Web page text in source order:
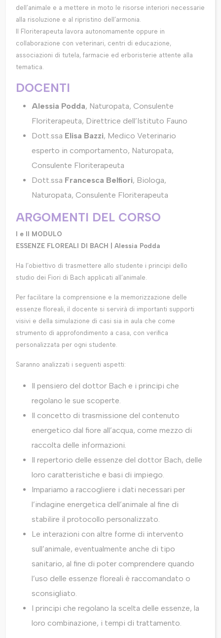
dell’animale e a mettere in moto le risorse interiori necessarie
alla risoluzione e al ripristino dell’armonia.
Il Floriterapeuta lavora autonomamente oppure in
collaborazione con veterinari, centri di educazione,
associazioni di tutela, farmacie ed erboristerie attente alla
tematica.
DOCENTI
Alessia Podda, Naturopata, Consulente
Floriterapeuta, Direttrice dell’Istituto Fauno
Dott.ssa Elisa Bazzi, Medico Veterinario
esperto in comportamento, Naturopata,
Consulente Floriterapeuta
Dott.ssa Francesca Belfiori, Biologa,
Naturopata, Consulente Floriterapeuta
ARGOMENTI DEL CORSO
I e II MODULO
ESSENZE FLOREALI DI BACH | Alessia Podda
Ha l’obiettivo di trasmettere allo studente i principi dello
studio dei Fiori di Bach applicati all’animale.
Per facilitare la comprensione e la memorizzazione delle
essenze floreali, il docente si servirà di importanti supporti
visivi e della simulazione di casi sia in aula che come
strumento di approfondimento a casa, con verifica
personalizzata per ogni studente.
Saranno analizzati i seguenti aspetti:
Il pensiero del dottor Bach e i principi che
regolano le sue scoperte.
Il concetto di trasmissione del contenuto
energetico dal fiore all’acqua, come mezzo di
raccolta delle informazioni.
Il repertorio delle essenze del dottor Bach, delle
loro caratteristiche e basi di impiego.
Impariamo a raccogliere i dati necessari per
l’indagine energetica dell’animale al fine di
stabilire il protocollo personalizzato.
Le interazioni con altre forme di intervento
sull’animale, eventualmente anche di tipo
sanitario, al fine di poter comprendere quando
l’uso delle essenze floreali è raccomandato o
sconsigliato.
I principi che regolano la scelta delle essenze, la
loro combinazione, i tempi di trattamento.